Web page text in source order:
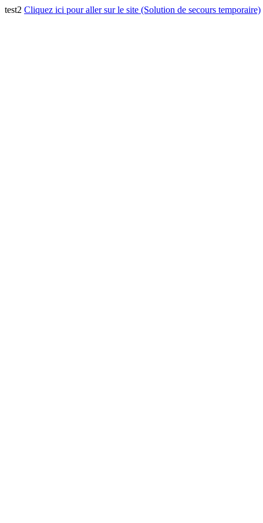
test2 Cliquez ici pour aller sur le site (Solution de secours temporaire)